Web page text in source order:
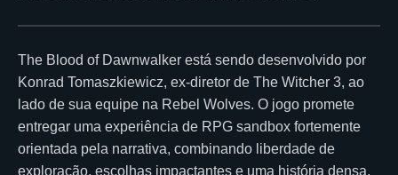
The Blood of Dawnwalker está sendo desenvolvido por
Konrad Tomaszkiewicz, ex-diretor de The Witcher 3, ao
lado de sua equipe na Rebel Wolves. O jogo promete
entregar uma experiência de RPG sandbox fortemente
orientada pela narrativa, combinando liberdade de
exploração, escolhas impactantes e uma história densa,